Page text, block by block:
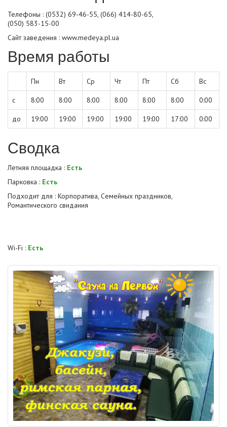
Телефоны : (0532) 69-46-55, (066) 414-80-65,
(050) 583-15-00
Сайт заведения : www.medeya.pl.ua
Время работы
Пн Вт Ср Чт Пт Сб Вс
с 8:00 8:00 8:00 8:00 8:00 8:00 0:00
до 19:00 19:00 19:00 19:00 19:00 17:00 0:00
Сводка
Летняя площадка : Есть
Парковка : Есть
Подходит для : Корпоратива, Семейных праздников,
Романтического свидания
Wi-Fi : Есть